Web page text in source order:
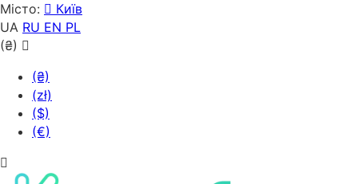
Місто:
Київ
UA RU EN PL
(₴)
(₴)
(zł)
($)
(€)